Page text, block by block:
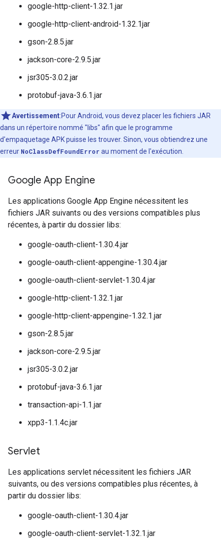
google-http-client-1.32.1.jar
google-http-client-android-1.32.1jar
gson-2.8.5.jar
jackson-core-2.9.5.jar
jsr305-3.0.2.jar
protobuf-java-3.6.1.jar
Avertissement:Pour Android, vous devez placer les fichiers JAR
dans un répertoire nommé "libs" afin que le programme
d'empaquetage APK puisse les trouver. Sinon, vous obtiendrez une
erreur NoClassDefFoundError au moment de l'exécution.
Google App Engine
Les applications Google App Engine nécessitent les
fichiers JAR suivants ou des versions compatibles plus
récentes, à partir du dossier libs:
google-oauth-client-1.30.4.jar
google-oauth-client-appengine-1.30.4.jar
google-oauth-client-servlet-1.30.4.jar
google-http-client-1.32.1.jar
google-http-client-appengine-1.32.1.jar
gson-2.8.5.jar
jackson-core-2.9.5.jar
jsr305-3.0.2.jar
protobuf-java-3.6.1.jar
transaction-api-1.1.jar
xpp3-1.1.4c.jar
Servlet
Les applications servlet nécessitent les fichiers JAR
suivants, ou des versions compatibles plus récentes, à
partir du dossier libs:
google-oauth-client-1.30.4.jar
google-oauth-client-servlet-1.32.1.jar